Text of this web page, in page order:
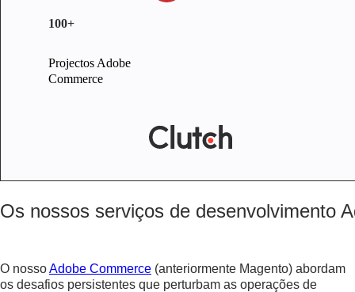
100+
Projectos Adobe
Commerce
Os nossos serviços de desenvolvimento
O nossoAdobe Commerce (anteriormente Magento) abordam
os desafios persistentes que perturbam as operações de